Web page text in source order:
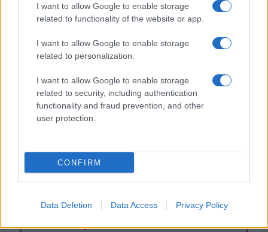
I want to allow Google to enable storage
related to functionality of the website or app.
I want to allow Google to enable storage
related to personalization.
I want to allow Google to enable storage
related to security, including authentication
functionality and fraud prevention, and other
user protection.
CONFIRM
Data Deletion Data Access Privacy Policy
Vuoi rimuovere le pubblicità nazionali?
Puoi abbonarti a soli € 1,10 al mese
cliccandoqui